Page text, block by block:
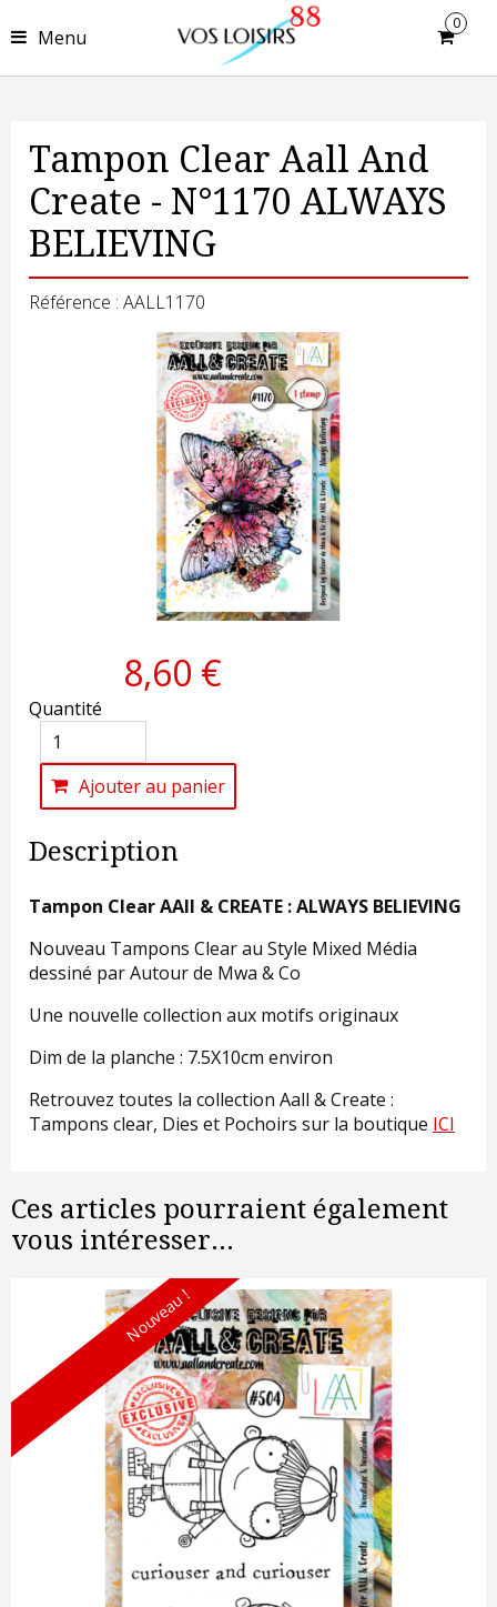
Menu
0
Tampon Clear Aall And
Create - N°1170 ALWAYS
BELIEVING
Référence : AALL1170
8,60 €
Quantité
Ajouter au panier
Description
Tampon Clear AAll & CREATE : ALWAYS BELIEVING
Nouveau Tampons Clear au Style Mixed Média
dessiné par Autour de Mwa & Co
Une nouvelle collection aux motifs originaux
Dim de la planche : 7.5X10cm environ
Retrouvez toutes la collection Aall & Create :
Tampons clear, Dies et Pochoirs sur la boutique ICI
Ces articles pourraient également
vous intéresser...
Nouveau !